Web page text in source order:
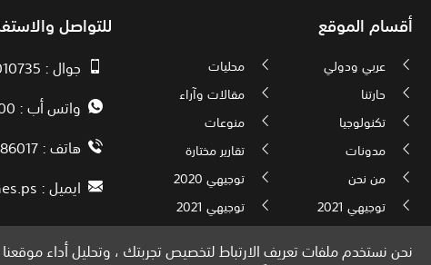
نحن نستخدم ملفات تعريف الارتباط لتخصيص تجربتك ، وتحليل أداء
أقسام الموقع
عربي ودولي
محليات
حارتنا
مقالات وآراء
تكنولوجيا
منوعات
مدونات
تقارير مختارة
من نحن
توجيهي 2020
توجيهي 2021
توجيهي 2021
للتواصل
جوال : 00970593010735
واتس أب : 00972592034000
هاتف : 00972082886017
ايميل :